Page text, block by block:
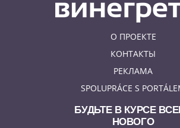
О ПРОЕКТЕ
КОНТАКТЫ
РЕКЛАМА
SPOLUPRÁCE S
БУДЬТЕ В КУРСЕ
НОВОГО